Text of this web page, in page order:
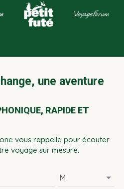
une aventure
RAPIDE ET
vous rappelle pour écouter
voyage sur mesure.